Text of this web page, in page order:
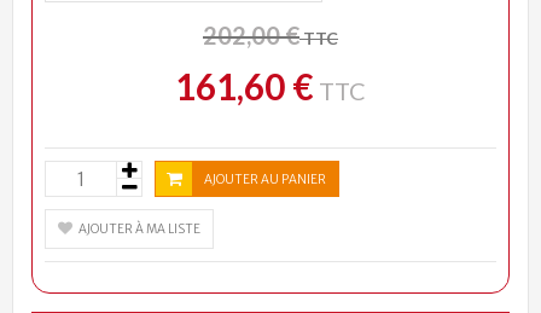
202,00 €TTC
161,60 € TTC
AJOUTER AU PANIER
AJOUTER À MA LISTE